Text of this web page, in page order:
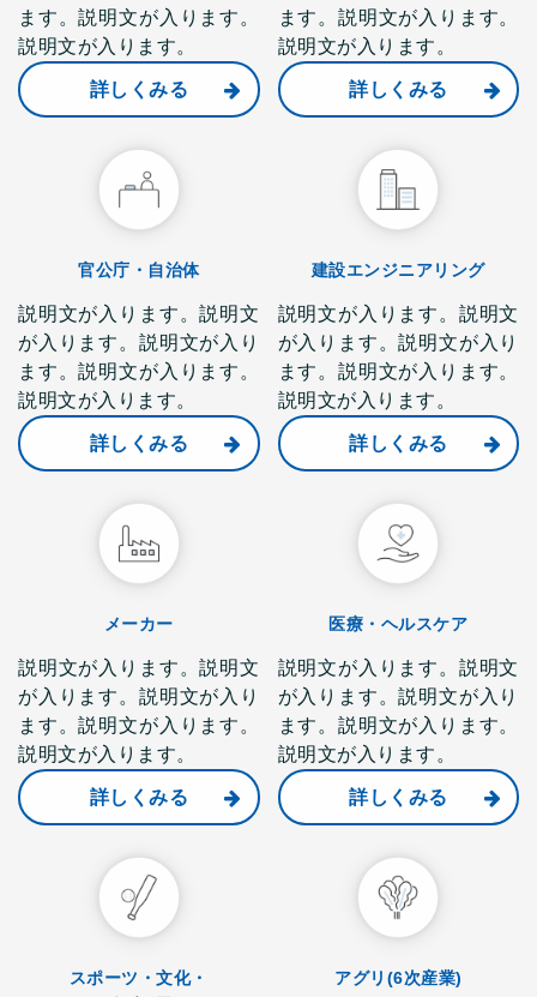
ます。説明文が入ります。
説明文が入ります。
詳しくみる
ます。説明文が入ります。
説明文が入ります。
詳しくみる
官公庁・自治体
説明文が入ります。説明文
が入ります。説明文が入り
ます。説明文が入ります。
説明文が入ります。
詳しくみる
建設エンジニアリング
説明文が入ります。説明文
が入ります。説明文が入り
ます。説明文が入ります。
説明文が入ります。
詳しくみる
メーカー
説明文が入ります。説明文
が入ります。説明文が入り
ます。説明文が入ります。
説明文が入ります。
詳しくみる
医療・ヘルスケア
説明文が入ります。説明文
が入ります。説明文が入り
ます。説明文が入ります。
説明文が入ります。
詳しくみる
スポーツ・文化・
アグリ(6次産業)